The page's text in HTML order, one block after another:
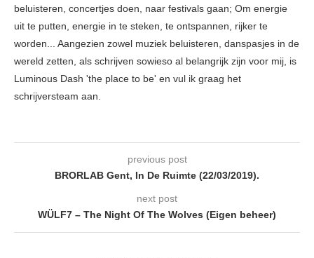
beluisteren, concertjes doen, naar festivals gaan; Om energie
uit te putten, energie in te steken, te ontspannen, rijker te
worden... Aangezien zowel muziek beluisteren, danspasjes in de
wereld zetten, als schrijven sowieso al belangrijk zijn voor mij, is
Luminous Dash 'the place to be' en vul ik graag het
schrijversteam aan.
previous post
BRORLAB Gent, In De Ruimte (22/03/2019).
next post
WÜLF7 – The Night Of The Wolves (Eigen beheer)